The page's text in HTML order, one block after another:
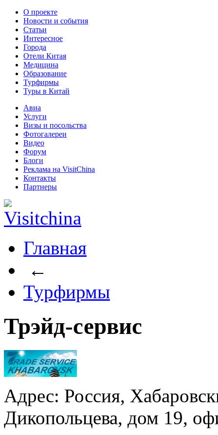
О проекте
Новости и события
Статьи
Интересное
Города
Отели Китая
Медицина
Образование
Турфирмы
Туры в Китай
Авиа
Услуги
Визы и посольства
Фотогалереи
Видео
Форум
Блоги
Реклама на VisitChina
Контакты
Партнеры
Главная
←
Турфирмы
Трэйд-сервис
Адрес: Россия,
Дикопольцева, дом 19,